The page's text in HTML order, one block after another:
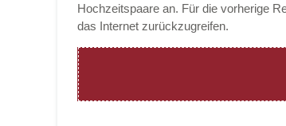
Hochzeitspaare an. Für die vorherige
das Internet zurückzugreifen.